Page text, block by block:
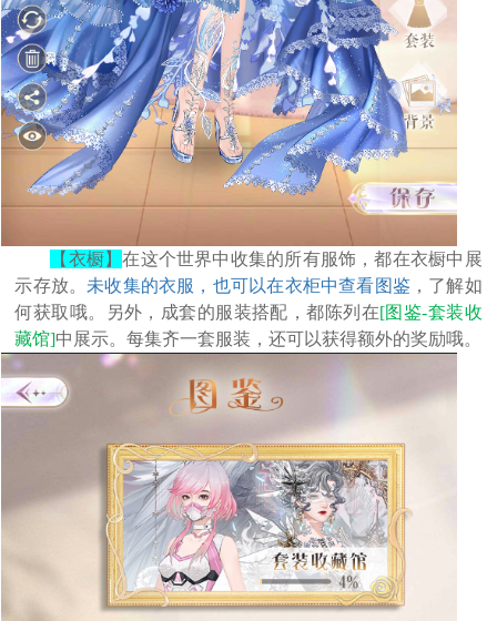
【衣橱】在这个世界中收集的所有服饰，都在衣橱中展
示存放。 未收集的衣服，也可以在衣柜中查看图鉴，了解如
何获取哦。另外，成套的服装搭配，都陈列在[图鉴-套装收
藏馆]中展示。每集齐一套服装，还可以获得额外的奖励哦。